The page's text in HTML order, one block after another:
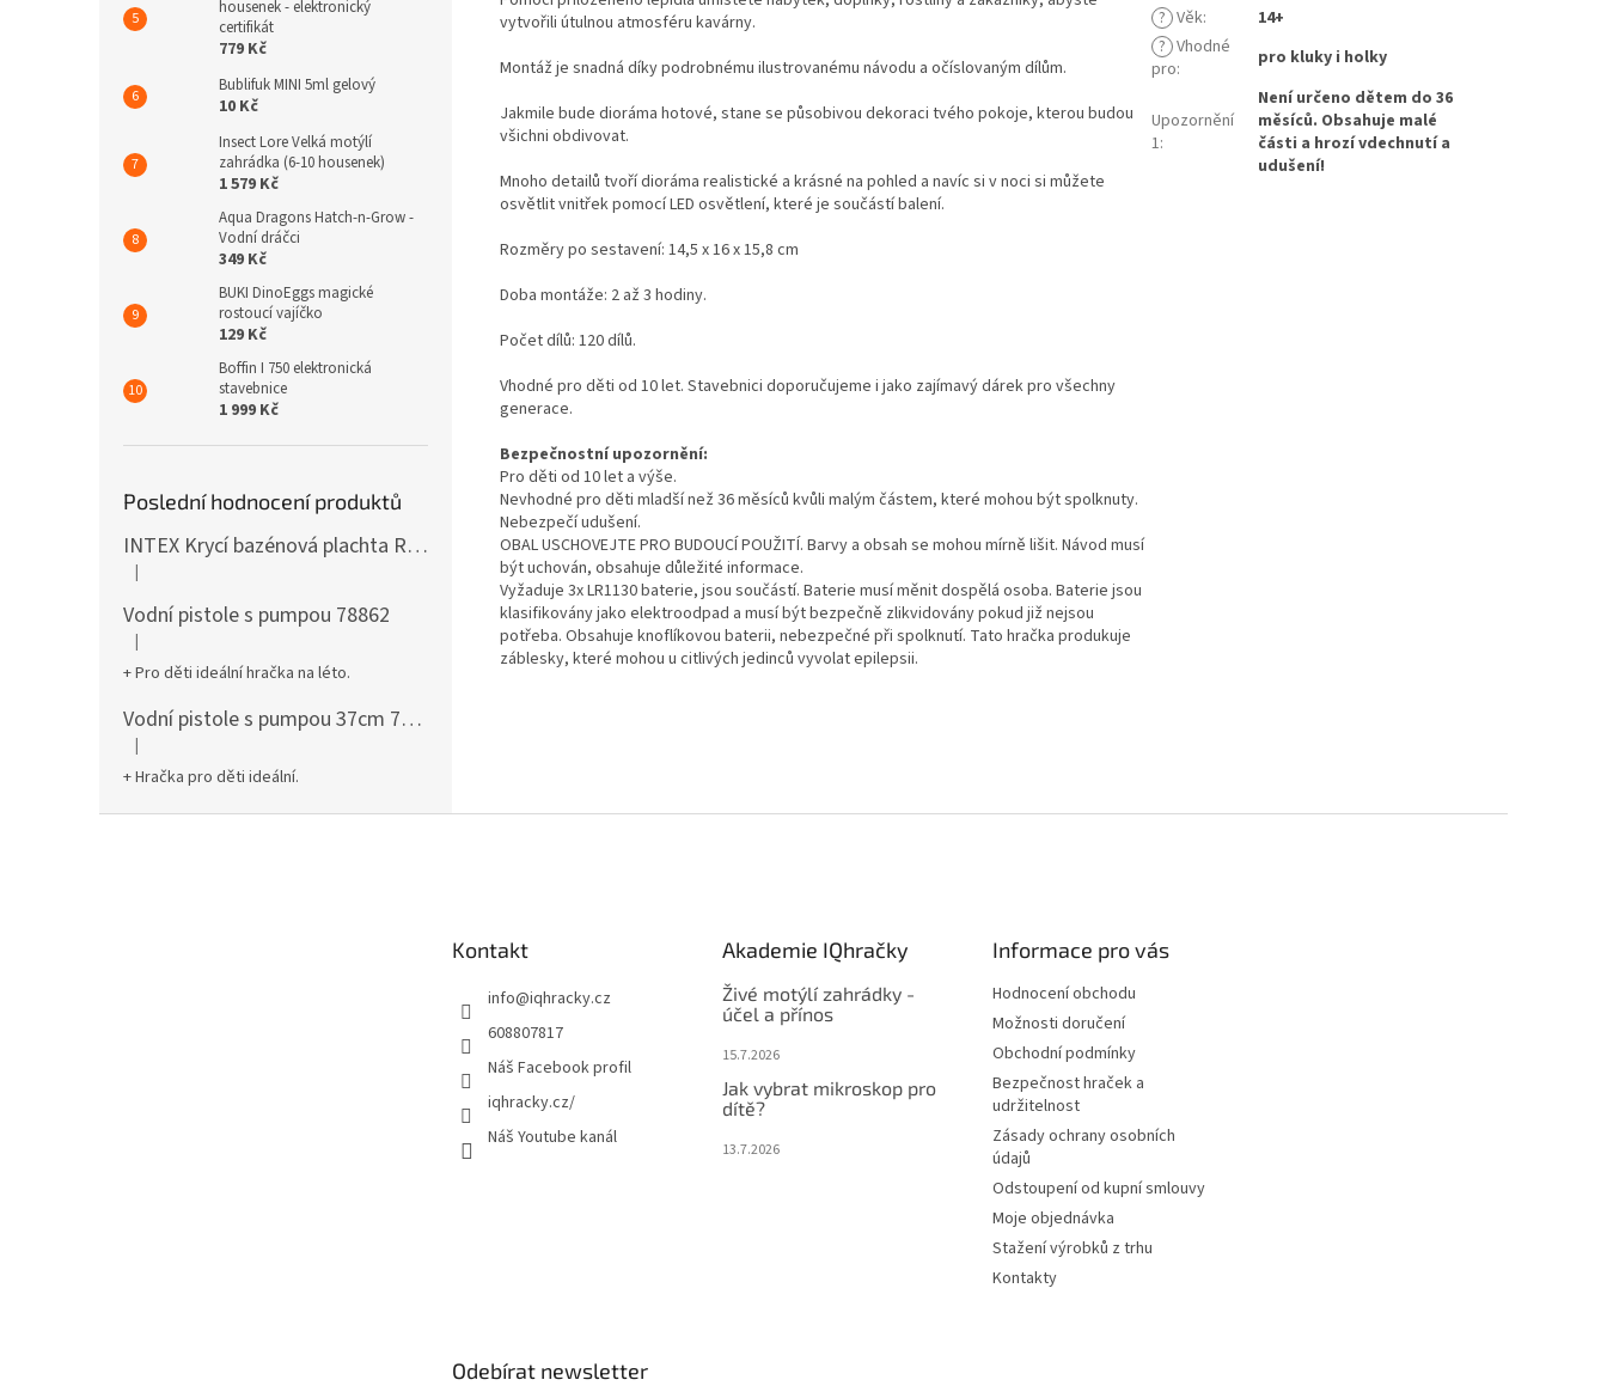
housenek - elektronický
certifikát
779 Kč
Bublifuk MINI 5ml gelový
10 Kč
Insect Lore Velká motýlí
zahrádka (6-10 housenek)
1 579 Kč
Aqua Dragons Hatch-n-Grow -
Vodní dráčci
349 Kč
BUKI DinoEggs magické
rostoucí vajíčko
129 Kč
Boffin I 750 elektronická
stavebnice
1 999 Kč
Poslední hodnocení produktů
INTEX Krycí bazénová plachta Round 305cm 28030
Hodnocení produktu je 5 z 5 hvězdiček.
|
Vodní pistole s pumpou 78862
Hodnocení produktu je 5 z 5 hvězdiček.
|
+ Pro děti ideální hračka na léto.
Vodní pistole s pumpou 37cm 78961
Hodnocení produktu je 5 z 5 hvězdiček.
|
+ Hračka pro děti ideální.
vytvořili útulnou atmosféru kavárny.
Montáž je snadná díky podrobnému ilustrovanému návodu a očíslovaným dílům.
Jakmile bude dioráma hotové, stane se působivou dekoraci tvého pokoje, kterou budou
všichni obdivovat.
Mnoho detailů tvoří dioráma realistické a krásné na pohled a navíc si vnoci si můžete
osvětlit vnitřek pomocí LED osvětlení, které je součástí balení.
Rozměry po sestavení: 14,5 x 16 x 15,8 cm
Doba montáže: 2 až 3 hodiny.
Počet dílů: 120 dílů.
Vhodné pro děti od 10 let. Stavebnici doporučujeme i jako zajímavý dárek pro všechny
generace.
Bezpečnostní upozornění:
Pro děti od 10 let a výše.
Nevhodné pro děti mladší než 36 měsíců kvůli malým částem, které mohou být spolknuty.
Nebezpečí udušení.
OBAL USCHOVEJTE PRO BUDOUCÍ POUŽITÍ. Barvy a obsah se mohou mírně lišit. Návod musí
být uchován, obsahuje důležité informace.
Vyžaduje 3x LR1130 baterie, jsou součástí. Baterie musí měnit dospělá osoba. Baterie jsou
klasifikovány jako elektroodpad a musí být bezpečně zlikvidovány pokud již nejsou
potřeba. Obsahuje knoflíkovou baterii, nebezpečné při spolknutí. Tato hračka produkuje
záblesky, které mohou u citlivých jedinců vyvolat epilepsii.
? Věk:
14+
? Vhodné
pro: pro kluky i holky
Upozornění
1:
Není určeno dětem do 36
měsíců. Obsahuje malé
části a hrozí vdechnutí a
udušení!
Kontakt
info@iqhracky.cz
608807817
Náš Facebook profil
iqhracky.cz/
Náš Youtube kanál
Akademie IQhračky
Živé motýlí zahrádky -
účel a přínos
15.7.2026
Jak vybrat mikroskop pro
dítě?
13.7.2026
Informace pro vás
Hodnocení obchodu
Možnosti doručení
Obchodní podmínky
Bezpečnost hraček a
udržitelnost
Zásady ochrany osobních
údajů
Odstoupení od kupní smlouvy
Moje objednávka
Stažení výrobků z trhu
Kontakty
Odebírat newsletter